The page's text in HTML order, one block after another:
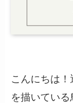
こんにちは
を描いている